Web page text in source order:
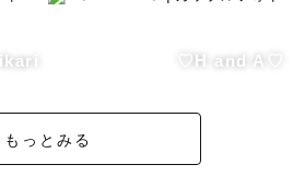
♡H and A♡
もっとみる